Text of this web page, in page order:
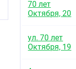
70 лет
Октября, 20
ул. 70 лет
Октября, 19